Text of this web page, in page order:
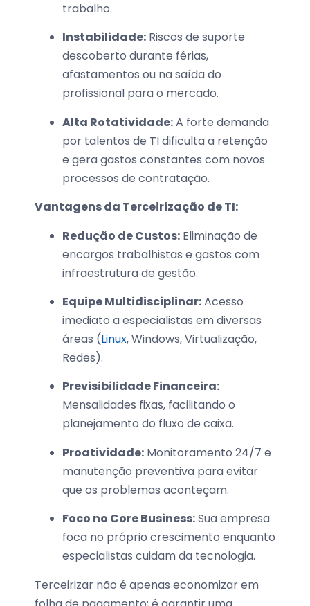
trabalho.
Instabilidade: Riscos de suporte
descoberto durante férias,
afastamentos ou na saída do
profissional para o mercado.
Alta Rotatividade:A forte demanda
por talentos de TI dificulta a retenção
e gera gastos constantes com novos
processos de contratação.
Vantagens da Terceirização de TI:
Redução de Custos: Eliminação de
encargos trabalhistas e gastos com
infraestrutura de gestão.
Equipe Multidisciplinar:Acesso
imediato a especialistas em diversas
áreas (Linux, Windows, Virtualização,
Redes).
Previsibilidade Financeira:
Mensalidades fixas, facilitando o
planejamento do fluxo de caixa.
Proatividade: Monitoramento 24/7 e
manutenção preventiva para evitar
que os problemas aconteçam.
Foco no Core Business:Sua empresa
foca no próprio crescimento enquanto
especialistas cuidam da tecnologia.
Terceirizar não é apenas economizar em